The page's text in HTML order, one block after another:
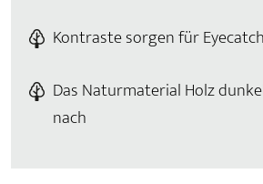
Kontraste sorgen für
Das Naturmaterial Holz
nach